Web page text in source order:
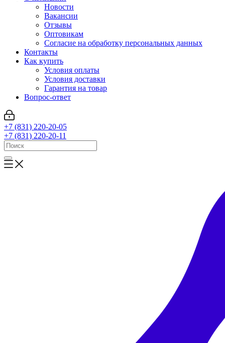
Новости
Вакансии
Отзывы
Оптовикам
Cогласие на обработку персональных данных
Контакты
Как купить
Условия оплаты
Условия доставки
Гарантия на товар
Вопрос-ответ
+7 (831) 220-20-05
+7 (831) 220-20-11